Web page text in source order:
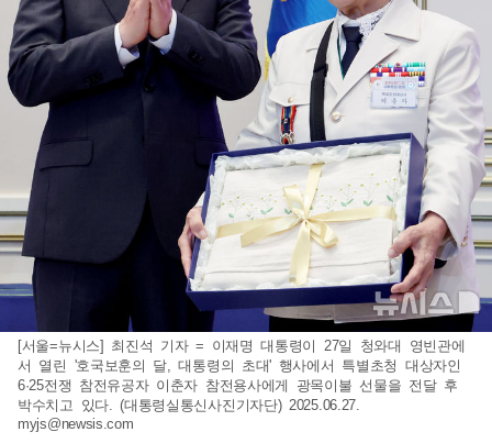
[서울=뉴시스] 최진석 기자 = 이재명 대통령이 27일 청와대 영빈관에
서 열린 '호국보훈의 달, 대통령의 초대' 행사에서 특별초청 대상자인
6·25전쟁 참전유공자 이춘자 참전용사에게 광목이불 선물을 전달 후
박수치고 있다. (대통령실통신사진기자단) 2025.06.27.
myjs@newsis.com